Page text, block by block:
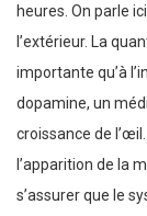
heures. On parle
l’extérieur. La
importante qu’à
dopamine, un
croissance de
l’apparition de la
s’assurer que le